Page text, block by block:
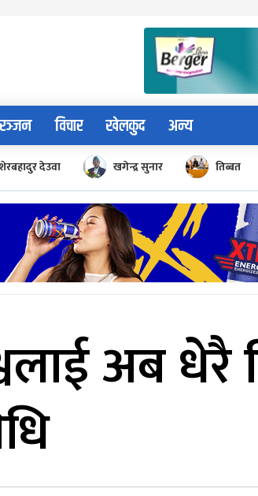
विचार खेलकुद अन्य
देउवा खगेन्द्र सुनार तिब्बत
अब धेरै